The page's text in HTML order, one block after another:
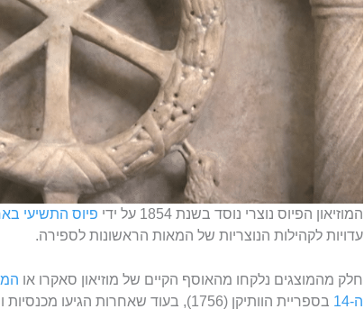
המוזיאון הפיוס נוצרי נוסד בשנת 1854 על ידי פיוס התשיעי
עדויות לקהילות הנוצריות של המאות הראשונות לספירה.
חלק מהמוצגים נלקחו מהאוסף הקיים של מוזיאון סאקרו או
ה-14
בספריית הוותיקן (1756), בעוד שאחרות